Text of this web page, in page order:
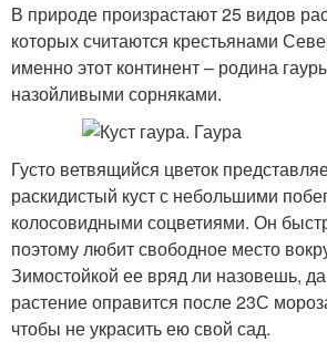
В природе произрастают 25 видов
которых считаются крестьянами
именно этот континент – родина
назойливыми сорняками.
Густо ветвящийся цветок
раскидистый куст с небольшими
колосовидными соцветиями. Он
поэтому любит свободное место
Зимостойкой ее вряд ли назовешь,
растение оправится после 23С
чтобы не украсить ею свой сад.